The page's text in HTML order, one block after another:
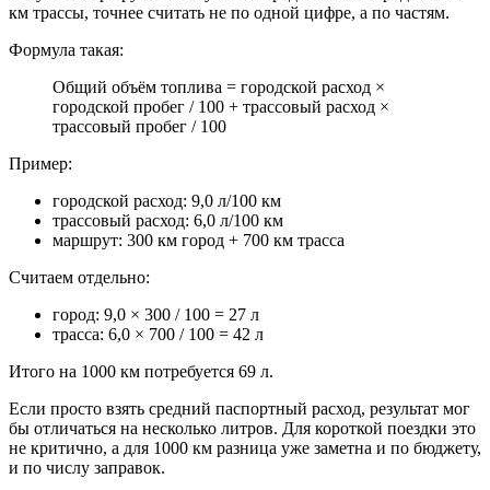
км трассы, точнее считать не по одной цифре, а по частям.
Формула такая:
Общий объём топлива = городской расход ×
городской пробег / 100 + трассовый расход ×
трассовый пробег / 100
Пример:
городской расход: 9,0 л/100 км
трассовый расход: 6,0 л/100 км
маршрут: 300 км город + 700 км трасса
Считаем отдельно:
город: 9,0 × 300 / 100 = 27 л
трасса: 6,0 × 700 / 100 = 42 л
Итого на 1000 км потребуется 69 л.
Если просто взять средний паспортный расход, результат мог
бы отличаться на несколько литров. Для короткой поездки это
не критично, а для 1000 км разница уже заметна и по бюджету,
и по числу заправок.